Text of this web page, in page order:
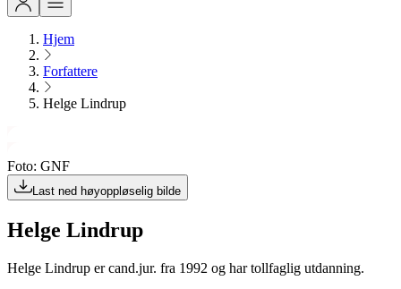
Hjem
Forfattere
Helge Lindrup
Foto: GNF
Last ned høyoppløselig bilde
Helge Lindrup
Helge Lindrup er cand.jur. fra 1992 og har tollfaglig utdanning.